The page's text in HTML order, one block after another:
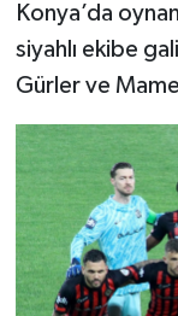
Konya’da
siyahlı ekibe
Gürler ve